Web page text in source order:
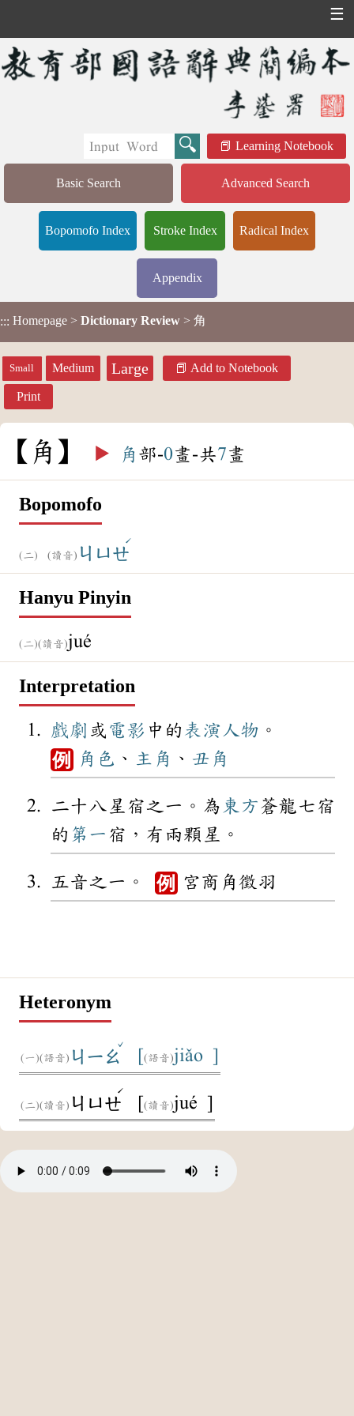
☰
Learning Notebook
Basic Search Advanced Search
Bopomofo Index Stroke Index Radical Index
Appendix
::: Homepage > Dictionary Review > 角
Small Medium Large Add to Notebook
Print
角 ▶️ 角 部-0畫-共7畫
Bopomofo
(讀音) ㄐㄩㄝ
ˊ
Hanyu Pinyin
(讀音)jué
Interpretation
戲劇 或 電影 中的 表演 人物 。
例 角色 、 主角 、 丑角
二十八星宿之一。為 東方蒼龍七宿
的 第一 宿，有兩顆星。
五音之一。 例 宮商角徵羽
Heteronym
(語音) ㄐㄧㄠ
ˇ
(語音)jiǎo ]
(讀音) ㄐㄩㄝ
ˊ
[(讀音)jué ]